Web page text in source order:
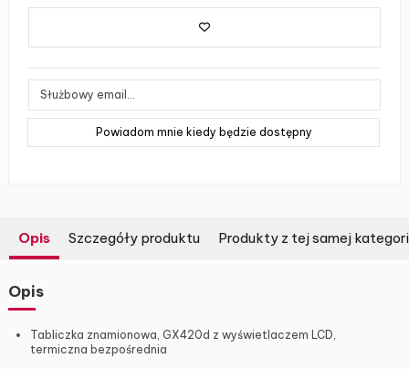
Opis Szczegóły produktu Produkty z tej samej
Opis
Tabliczka znamionowa, GX420d z wyświetlaczem LCD,
termiczna bezpośrednia